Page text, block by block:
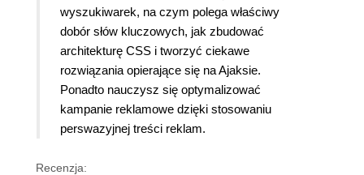
wyszukiwarek, na czym polega właściwy
dobór słów kluczowych, jak zbudować
architekturę CSS i tworzyć ciekawe
rozwiązania opierające się na Ajaksie.
Ponadto nauczysz się optymalizować
kampanie reklamowe dzięki stosowaniu
perswazyjnej treści reklam.
Recenzja: